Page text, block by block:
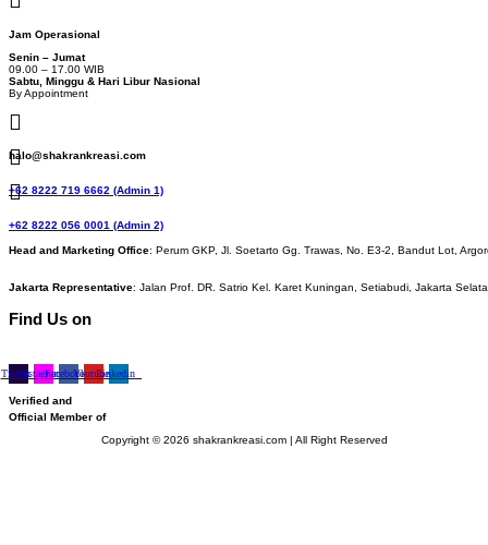
Jam Operasional
Senin – Jumat
09.00 – 17.00 WIB
Sabtu, Minggu & Hari Libur Nasional
By Appointment
halo@shakrankreasi.com
+62 8222 719 6662 (Admin 1)
+62 8222 056 0001 (Admin 2)
Head and Marketing Office: Perum GKP, Jl. Soetarto Gg. Trawas, No. E3-2, Bandut Lot,
Jakarta Representative: Jalan Prof. DR. Satrio Kel. Karet Kuningan, Setiabudi, Jakarta
Find Us on
TiktokInstagramFacebookYoutubeLinkedin
Verified and
Official Member of
Copyright © 2026 shakrankreasi.com | All Right Reserved